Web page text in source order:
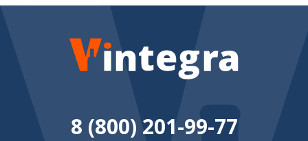
8 (800) 201-99-77